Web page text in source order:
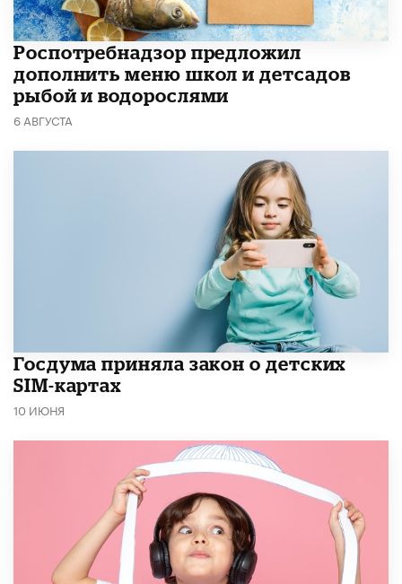
Роспотребнадзор предложил
дополнить меню школ и детсадов
рыбой и водорослями
6 АВГУСТА
Госдума приняла закон о детских
SIM-картах
10 ИЮНЯ